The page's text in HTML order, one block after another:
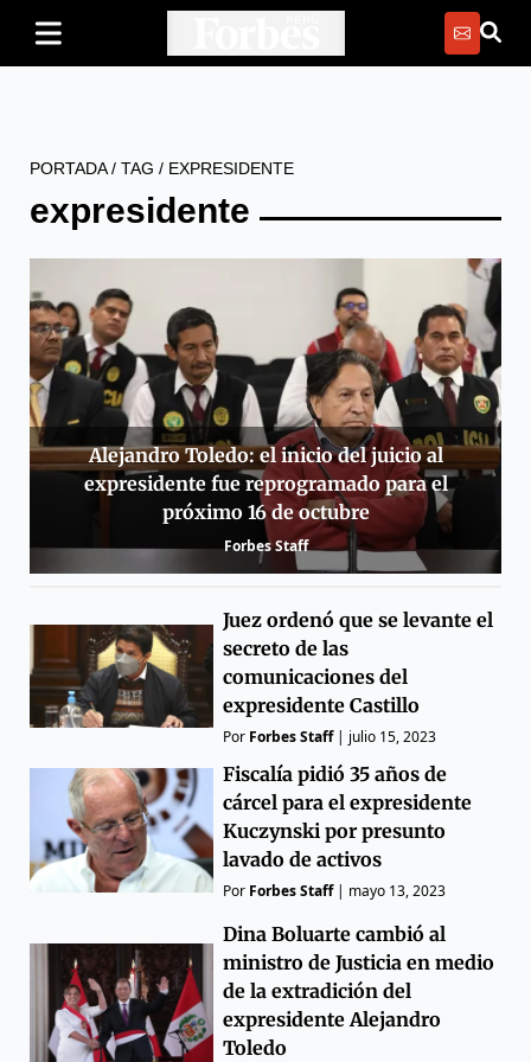
PORTADA/ TAG / EXPRESIDENTE
expresidente
Alejandro Toledo: el inicio del juicio al
expresidente fue reprogramado para el
próximo 16 de octubre
Forbes Staff
Juez ordenó que se levante el
secreto de las
comunicaciones del
expresidente Castillo
Por Forbes Staff| julio 15, 2023
Fiscalía pidió 35 años de
cárcel para el expresidente
Kuczynski por presunto
lavado de activos
Por Forbes Staff| mayo 13, 2023
Dina Boluarte cambió al
ministro de Justicia en medio
de la extradición del
expresidente Alejandro
Toledo